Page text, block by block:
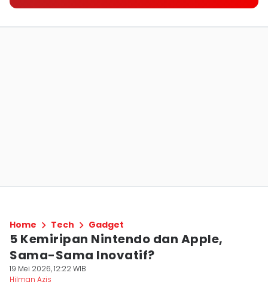
Home Tech Gadget
5 Kemiripan Nintendo dan Apple,
Sama-Sama Inovatif?
19 Mei 2026, 12:22 WIB
Hilman Azis